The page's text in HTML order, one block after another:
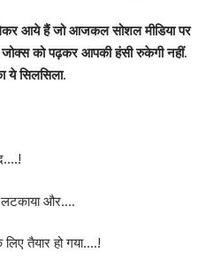
आये हैं जो आजकल सोशल मीडिया पर
को पढ़कर आपकी हंसी रुकेगी नहीं.
ये सिलसिला.
लटकाया और….
तैयार हो गया….!